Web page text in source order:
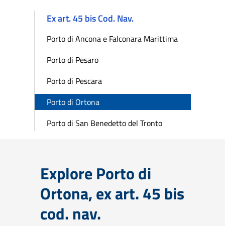
Ex art. 45 bis Cod. Nav.
Porto di Ancona e Falconara Marittima
Porto di Pesaro
Porto di Pescara
Porto di Ortona
Porto di San Benedetto del Tronto
Explore Porto di
Ortona, ex art. 45 bis
cod. nav.